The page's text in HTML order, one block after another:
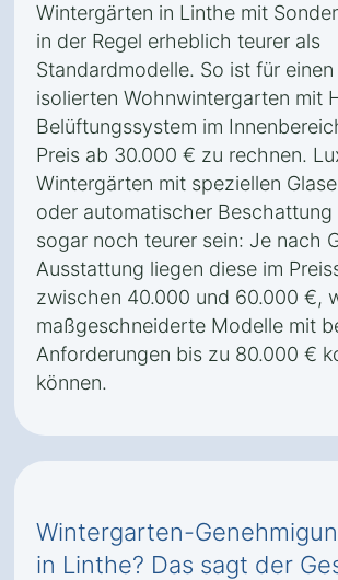
Wintergärten in Linthe mit
in der Regel erheblich teurer als
Standardmodelle. So ist für
isolierten Wohnwintergarten mit
Belüftungssystem im
Preis ab 30.000 € zu rechnen.
Wintergärten mit speziellen
oder automatischer Beschattung
sogar noch teurer sein: Je nach
Ausstattung liegen diese im
zwischen 40.000 und 60.000 €,
maßgeschneiderte Modelle mit
Anforderungen bis zu 80.000 €
können.
Wintergarten-
in Linthe? Das sagt der